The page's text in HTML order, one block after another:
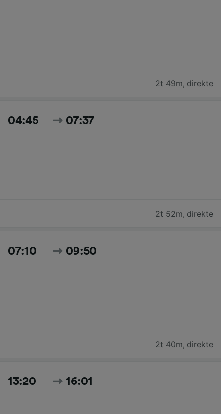
2t 49m, direkte
04:45 07:37
2t 52m, direkte
07:10 09:50
2t 40m, direkte
13:20 16:01